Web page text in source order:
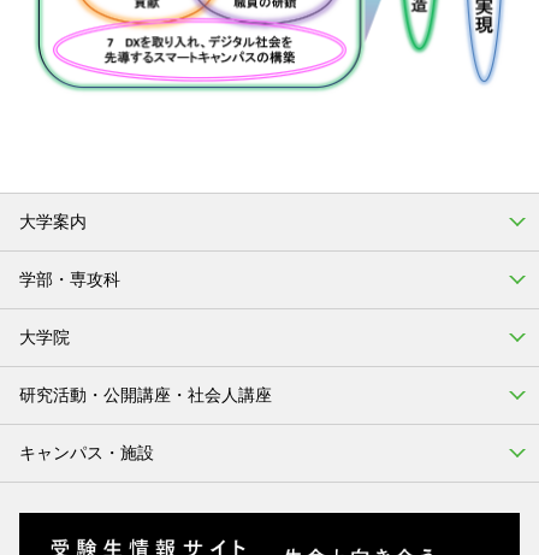
大学案内
学部・専攻科
大学院
研究活動・公開講座・社会人講座
キャンパス・施設